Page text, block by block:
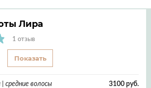
Лира
1 отзыв
Показать
средние волосы 3100 руб.